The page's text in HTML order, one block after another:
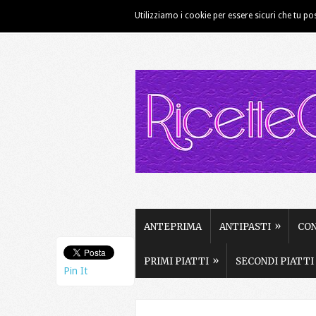
HOME CHI SIAMO CONTATTI
ANTEPRIMA ANTIPASTI »
PRIMI PIATTI » SECONDI PIATTI
Pin It
Utilizziamo i cookie per essere sicuri che tu